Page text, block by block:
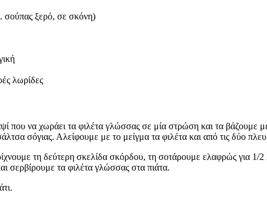
σούπας ξερό, σε σκόνη)
λωρίδες
που να χωράει τα φιλέτα γλώσσας σε μία στρώση και τα βάζουμε
σόγιας. Αλείφουμε με το μείγμα τα φιλέτα και από τις δύο
τη δεύτερη σκελίδα σκόρδου, τη σοτάρουμε ελαφρώς για 1/2
σερβίρουμε τα φιλέτα γλώσσας στα πιάτα.